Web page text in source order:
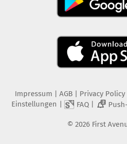
Impressum | AGB | Privacy Policy
Einstellungen | FAQ| 2
© 2026 First